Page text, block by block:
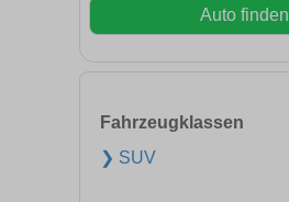
Auto finden
Fahrzeugklassen
❯ SUV